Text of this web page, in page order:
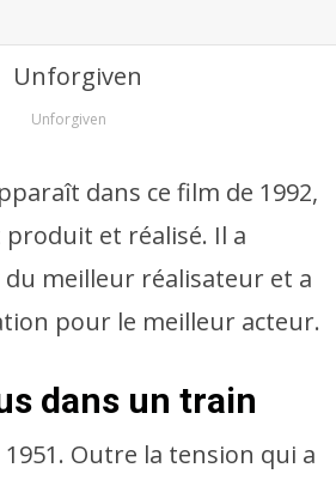
Unforgiven
dans ce film de 1992,
produit et réalisé. Il a
du meilleur réalisateur et a
pour le meilleur acteur.
dans un train
Outre la tension qui a